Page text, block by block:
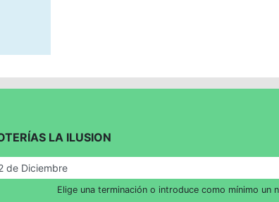
LA ILUSION
Elige una terminación o introduce como mínimo un